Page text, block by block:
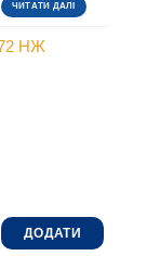
ЧИТАТИ ДАЛІ
НЖ
ДОДАТИ